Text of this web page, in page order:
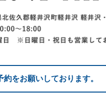
をお願いしております。